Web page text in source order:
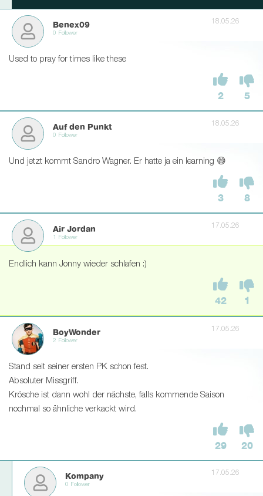
Benex09
0 Follower
18.05.26
Used to pray for times like these
2 5
Auf den Punkt
0 Follower
18.05.26
Und jetzt kommt Sandro Wagner. Er hatte ja ein learning 😅
3 8
Air Jordan
1 Follower
17.05.26
Endlich kann Jonny wieder schlafen :)
42 1
BoyWonder
2 Follower
17.05.26
Stand seit seiner ersten PK schon fest.
Absoluter Missgriff.
Krösche ist dann wohl der nächste, falls kommende Saison
nochmal so ähnliche verkackt wird.
29 20
Kompany
0 Follower
17.05.26